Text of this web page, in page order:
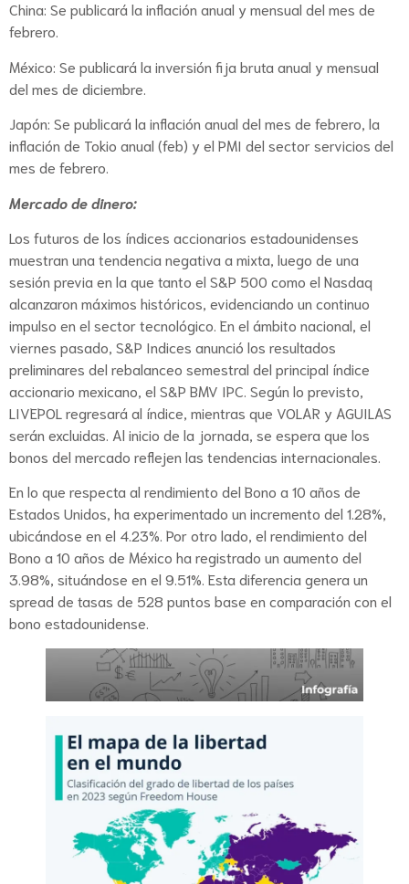
China: Se publicará la inflación anual y mensual del mes de
febrero.
México: Se publicará la inversión fija bruta anual y mensual
del mes de diciembre.
Japón: Se publicará la inflación anual del mes de febrero, la
inflación de Tokio anual (feb) y el PMI del sector servicios del
mes de febrero.
Mercado de dinero:
Los futuros de los índices accionarios estadounidenses
muestran una tendencia negativa a mixta, luego de una
sesión previa en la que tanto el S&P 500 como el Nasdaq
alcanzaron máximos históricos, evidenciando un continuo
impulso en el sector tecnológico. En el ámbito nacional, el
viernes pasado, S&P Indices anunció los resultados
preliminares del rebalanceo semestral del principal índice
accionario mexicano, el S&P BMV IPC. Según lo previsto,
LIVEPOL regresará al índice, mientras que VOLAR y AGUILAS
serán excluidas. Al inicio de la jornada, se espera que los
bonos del mercado reflejen las tendencias internacionales.
En lo que respecta al rendimiento del Bono a 10 años de
Estados Unidos, ha experimentado un incremento del 1.28%,
ubicándose en el 4.23%. Por otro lado, el rendimiento del
Bono a 10 años de México ha registrado un aumento del
3.98%, situándose en el 9.51%. Esta diferencia genera un
spread de tasas de 528 puntos base en comparación con el
bono estadounidense.